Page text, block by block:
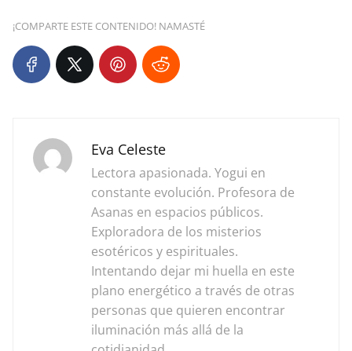
¡COMPARTE ESTE CONTENIDO! NAMASTÉ
Eva Celeste
Lectora apasionada. Yogui en
constante evolución. Profesora de
Asanas en espacios públicos.
Exploradora de los misterios
esotéricos y espirituales.
Intentando dejar mi huella en este
plano energético a través de otras
personas que quieren encontrar
iluminación más allá de la